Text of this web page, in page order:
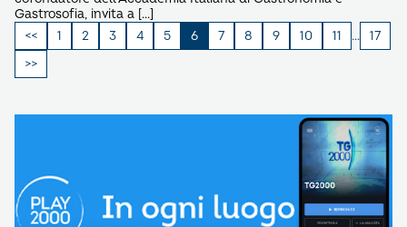
Gastrosofia, invita a […]
Paginazione
degli
articoli
1 2 3 4 5 6 7 8 9 10 11 … 17